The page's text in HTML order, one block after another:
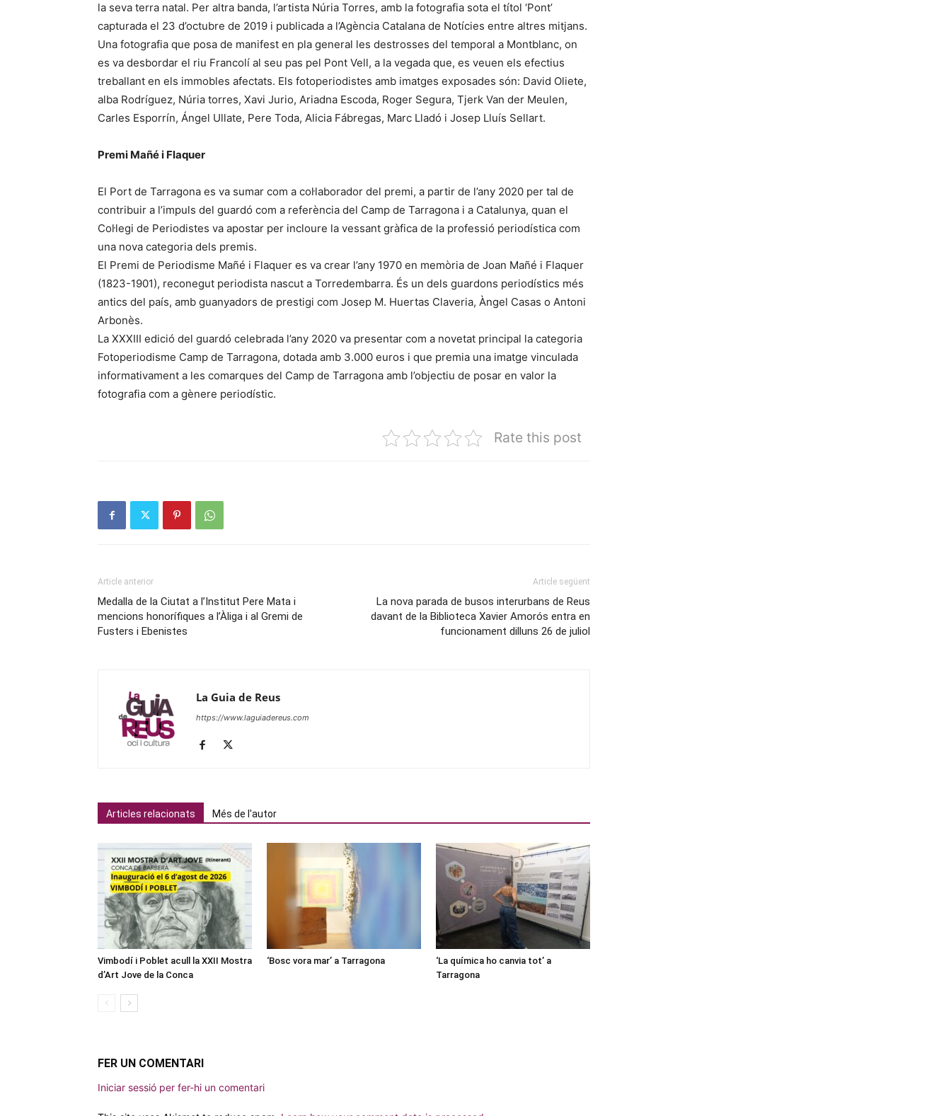
la seva terra natal. Per altra banda, l’artista Núria Torres, amb la fotografia sota el títol ‘Pont’
capturada el 23 d’octubre de 2019 i publicada a l’Agència Catalana de Notícies entre altres mitjans.
Una fotografia que posa de manifest en pla general les destrosses del temporal a Montblanc, on
es va desbordar el riu Francolí al seu pas pel Pont Vell, a la vegada que, es veuen els efectius
treballant en els immobles afectats. Els fotoperiodistes amb imatges exposades són: David Oliete,
alba Rodríguez, Núria torres, Xavi Jurio, Ariadna Escoda, Roger Segura, Tjerk Van der Meulen,
Carles Esporrín, Ángel Ullate, Pere Toda, Alicia Fábregas, Marc Lladó i Josep Lluís Sellart.
Premi Mañé i Flaquer
El Port de Tarragona es va sumar com a col·laborador del premi, a partir de l’any 2020 per tal de
contribuir a l’impuls del guardó com a referència del Camp de Tarragona i a Catalunya, quan el
Col·legi de Periodistes va apostar per incloure la vessant gràfica de la professió periodística com
una nova categoria dels premis.
El Premi de Periodisme Mañé i Flaquer es va crear l’any 1970 en memòria de Joan Mañé i Flaquer
(1823-1901), reconegut periodista nascut a Torredembarra. És un dels guardons periodístics més
antics del país, amb guanyadors de prestigi com Josep M. Huertas Claveria, Àngel Casas o Antoni
Arbonès.
La XXXIII edició del guardó celebrada l’any 2020 va presentar com a novetat principal la categoria
Fotoperiodisme Camp de Tarragona, dotada amb 3.000 euros i que premia una imatge vinculada
informativament a les comarques del Camp de Tarragona amb l’objectiu de posar en valor la
fotografia com a gènere periodístic.
Rate this post
Article anterior
Medalla de la Ciutat a l’Institut Pere Mata i
mencions honorífiques a l’Àliga i al Gremi de
Fusters i Ebenistes
Article següent
La nova parada de busos interurbans de Reus
davant de la Biblioteca Xavier Amorós entra en
funcionament dilluns 26 de juliol
La Guia de Reus
https://www.laguiadereus.com
Articles relacionats Més de l'autor
Vimbodí i Poblet acull la XXII Mostra
d’Art Jove de la Conca
‘Bosc vora mar’ a Tarragona
‘La química ho canvia tot’ a
Tarragona
FER UN COMENTARI
Iniciar sessió per fer-hi un comentari